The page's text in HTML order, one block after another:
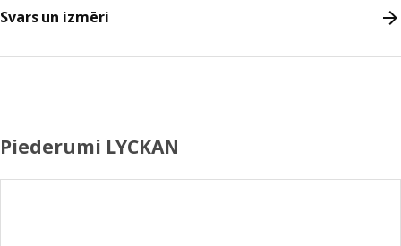
Svars un izmēri
Piederumi LYCKAN